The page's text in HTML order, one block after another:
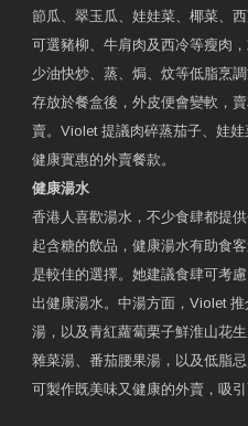
節瓜、翠玉瓜、娃娃菜、椰菜、
可選豬柳、牛肩肉及西冷等瘦肉
少油快炒、蒸、焗、炆等低脂烹
存放於餐盒後，外皮便會變軟，
賣。Violet 提議肉碎蒸茄子、娃
健康實惠的外賣餐款。
健康湯水
香港人喜歡湯水，不少食肆都提
起含糖的飲品，健康湯水有助食
是較佳的選擇。她建議食肆可考
出健康湯水。中湯方面，Violet
湯，以及青紅蘿蔔栗子鮮淮山花
雜菜湯、番茄腰果湯，以及低脂
可製作既美味又健康的外賣，吸引